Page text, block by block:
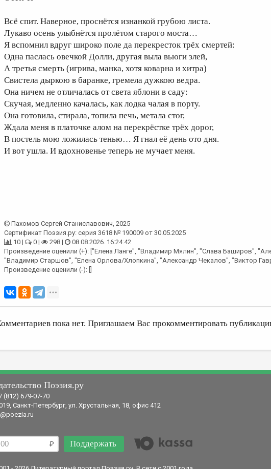
Всё спит. Наверное, проснётся изнанкой грубою листа.
Лукаво осень улыбнётся пролётом старого моста…
Я вспомнил вдруг широко поле да перекресток трёх смертей:
Одна паслась овечкой Долли, другая выла вьюги злей,
А третья смерть (игрива, манка, хотя коварна и хитра)
Свистела дыркою в баранке, гремела дужкою ведра.
Она ничем не отличалась от света яблони в саду:
Скучая, медленно качалась, как лодка чалая в порту.
Она готовила, стирала, топила печь, метала стог,
Ждала меня в платочке алом на перекрёстке трёх дорог,
В постель мою ложилась тенью… Я гнал её день ото дня.
И вот ушла. И вдохновенье теперь не мучает меня.
Пахомов Сергей Станиславович, 2025
Сертификат Поэзия.ру: серия 3618 № 190009 от 30.05.2025
10 |
0 | 298 |
08.08.2026. 16:24:42
Произведение оценили (+): ["Елена Ланге", "Владимир Мялин", "Слава Баширов",
"Владимир Старшов", "Елена Орлова/Хлопкина", "Александр Чекалов", "Виктор
Произведение оценили (-): []
пока нет. Приглашаем Вас прокомментировать
Поэзия.ру
(812) 679-07-70
Санкт-Петербург, ул. Хрустальная, 18, офис 412
Поддержать